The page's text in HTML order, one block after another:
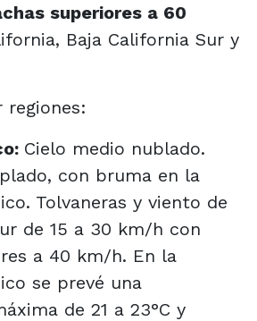
superiores a 60
Baja California Sur y
regiones:
Cielo medio nublado.
con bruma en la
Tolvaneras y viento de
de 15 a 30 km/h con
a 40 km/h. En la
se prevé una
de 21 a 23°C y